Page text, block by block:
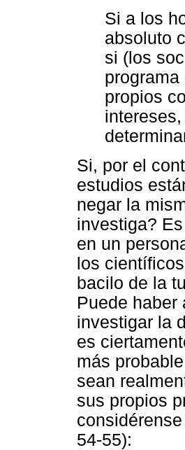
Si a los
absoluto
si (los
propios
Si, por el
estudios
negar la
investiga?
en un
los
bacilo de la
Puede haber
investigar la
es
más
sean
sus propios
54-55):